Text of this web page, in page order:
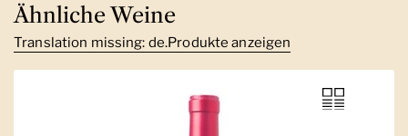
Ähnliche Weine
Translation missing: de.Produkte anzeigen